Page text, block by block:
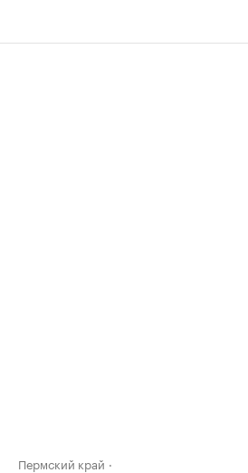
Пермский край